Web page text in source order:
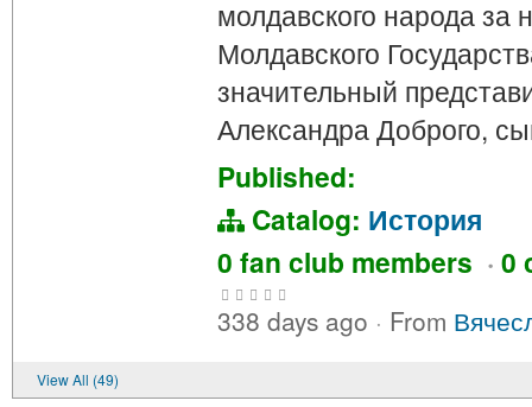
молдавского народа за
Молдавского
значительный
Александра Доброго,
Published:
Catalog: История
0 fan club members · 0
338 days ago · From
View All (49)